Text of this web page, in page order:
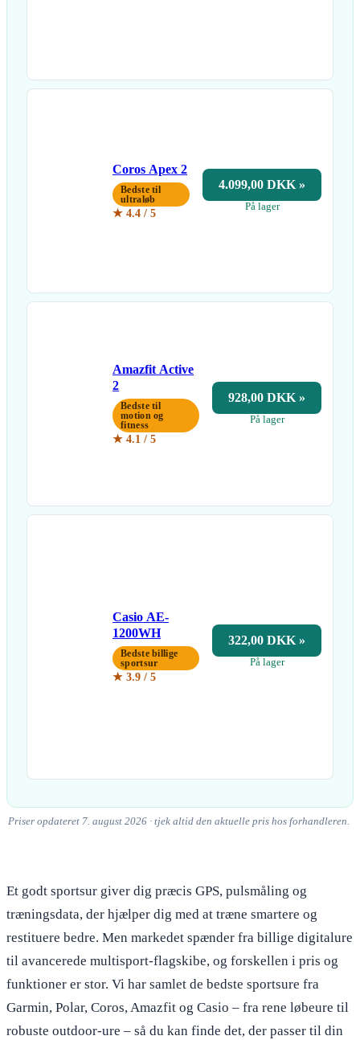
Coros Apex 2
Bedste til
ultraløb
★ 4.4 / 5
4.099,00 DKK »
På lager
Amazfit Active
2
Bedste til
motion og
fitness
★ 4.1 / 5
928,00 DKK »
På lager
Casio AE-
1200WH
Bedste billige
sportsur
★ 3.9 / 5
322,00 DKK »
På lager
Priser opdateret 7. august 2026 · tjek altid den aktuelle pris hos forhandleren.
Et godt sportsur giver dig præcis GPS, pulsmåling og
træningsdata, der hjælper dig med at træne smartere og
restituere bedre. Men markedet spænder fra billige digitalure
til avancerede multisport-flagskibe, og forskellen i pris og
funktioner er stor. Vi har samlet de bedste sportsure fra
Garmin, Polar, Coros, Amazfit og Casio – fra rene løbeure til
robuste outdoor-ure – så du kan finde det, der passer til din